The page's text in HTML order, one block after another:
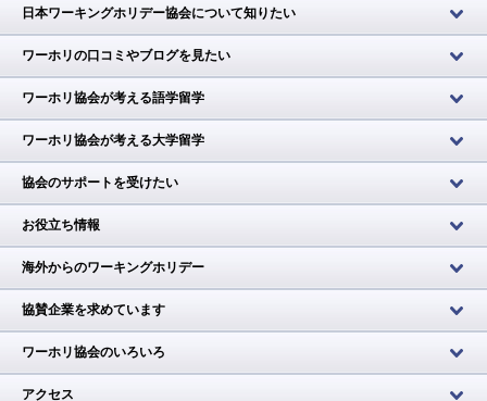
日本ワーキングホリデー協会について知りたい
ワーホリの口コミやブログを見たい
ワーホリ協会が考える語学留学
ワーホリ協会が考える大学留学
協会のサポートを受けたい
お役立ち情報
海外からのワーキングホリデー
協賛企業を求めています
ワーホリ協会のいろいろ
アクセス